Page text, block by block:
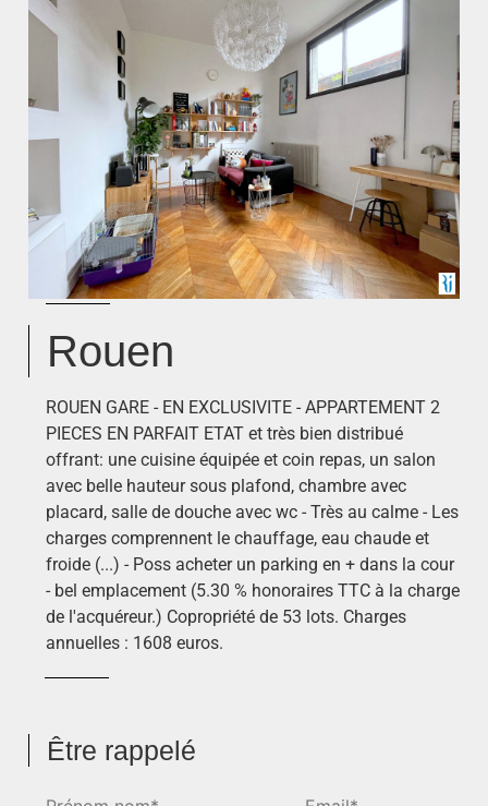
Rouen
ROUEN GARE - EN EXCLUSIVITE - APPARTEMENT 2
PIECES EN PARFAIT ETAT et très bien distribué
offrant: une cuisine équipée et coin repas, un salon
avec belle hauteur sous plafond, chambre avec
placard, salle de douche avec wc - Très au calme - Les
charges comprennent le chauffage, eau chaude et
froide (...) - Poss acheter un parking en + dans la cour
- bel emplacement (5.30 % honoraires TTC à la charge
de l'acquéreur.) Copropriété de 53 lots. Charges
annuelles : 1608 euros.
Être rappelé